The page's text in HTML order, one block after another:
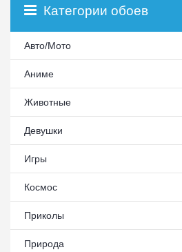
Категории обоев
Авто/Мото
Аниме
Животные
Девушки
Игры
Космос
Приколы
Природа